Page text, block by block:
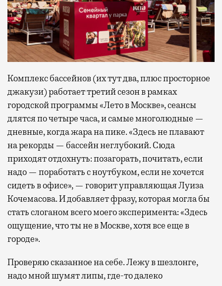
Комплекс бассейнов (их тут два, плюс просторное
джакузи) работает третий сезон в рамках
городской программы «Лето в Москве», сеансы
длятся по четыре часа, и самые многолюдные —
дневные, когда жара на пике. «Здесь не плавают
на рекорды — бассейн неглубокий. Сюда
приходят отдохнуть: позагорать, почитать, если
надо — поработать с ноутбуком, если не хочется
сидеть в офисе», — говорит управляющая Луиза
Кочемасова. И добавляет фразу, которая могла бы
стать слоганом всего моего эксперимента: «Здесь
ощущение, что ты не в Москве, хотя все еще в
городе».
Проверяю сказанное на себе. Лежу в шезлонге,
надо мной шумят липы, где-то далеко